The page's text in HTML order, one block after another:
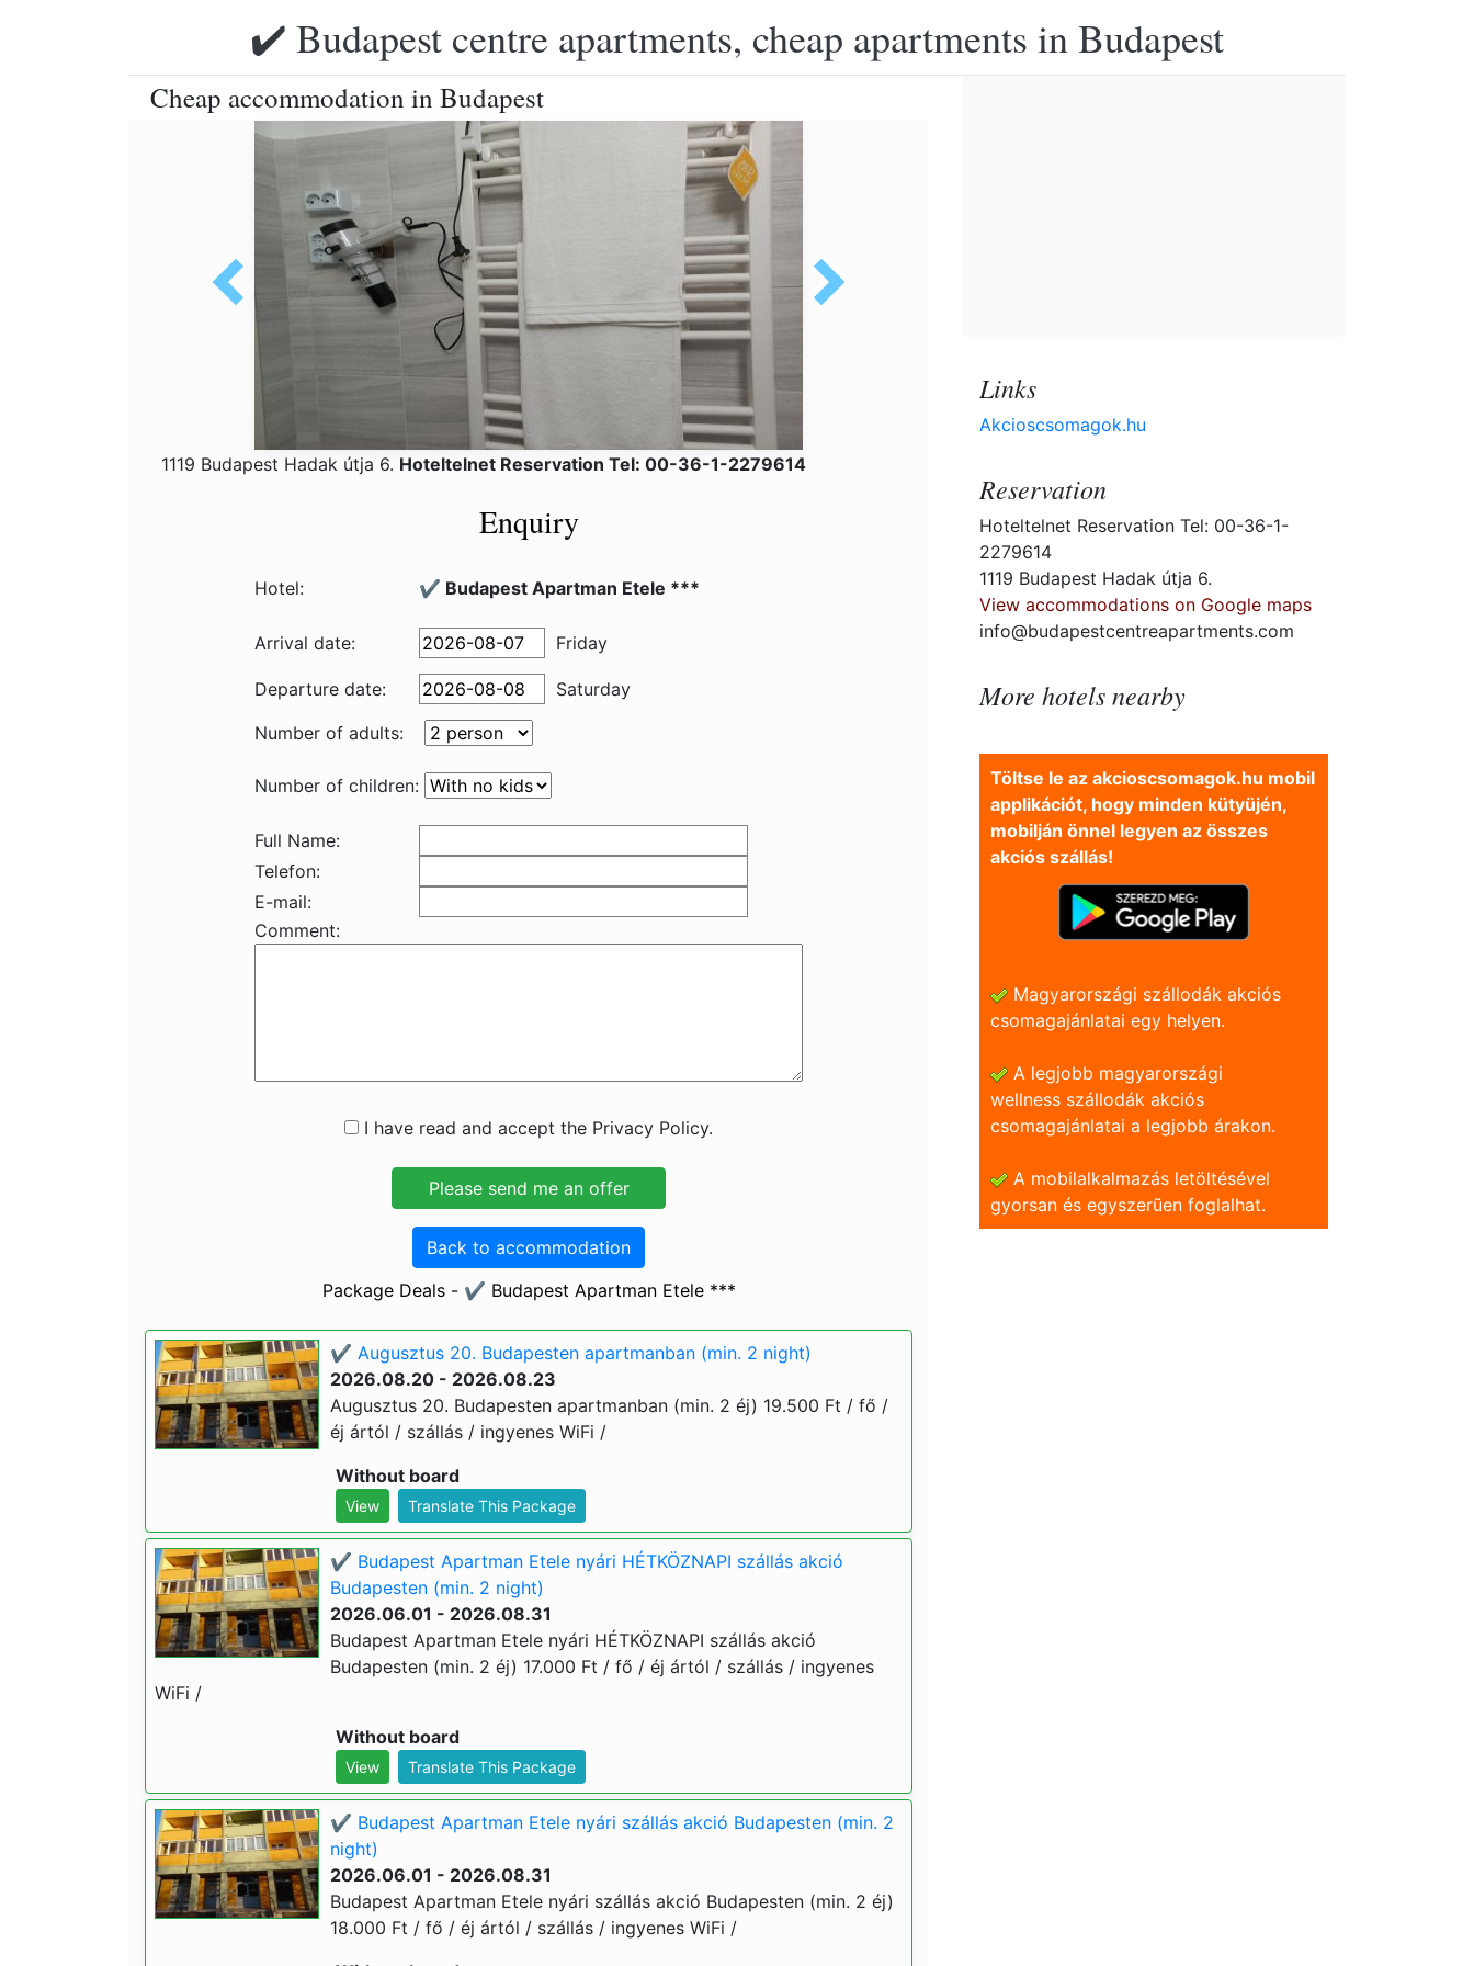
✔️ Budapest centre apartments, cheap apartments in Budapest
Cheap accommodation in Budapest
1119 Budapest Hadak útja 6. Hoteltelnet Reservation Tel: 00-36-1-2279614
Enquiry
Hotel: ✔️ Budapest Apartman Etele ***
Arrival date: Friday
Departure date:
Saturday
Number of adults:
Number of children:
Full Name:
Telefon:
E-mail:
Comment:
I have read and accept the Privacy Policy.
Back to accommodation
Package Deals - ✔️ Budapest Apartman Etele ***
✔️ Augusztus 20. Budapesten apartmanban (min. 2 night)
2026.08.20 - 2026.08.23
Augusztus 20. Budapesten apartmanban (min. 2 éj) 19.500 Ft / fő /
éj ártól / szállás / ingyenes WiFi /
Without board
View Translate This Package
✔️ Budapest Apartman Etele nyári HÉTKÖZNAPI szállás akció
Budapesten (min. 2 night)
2026.06.01 - 2026.08.31
Budapest Apartman Etele nyári HÉTKÖZNAPI szállás akció
Budapesten (min. 2 éj) 17.000 Ft / fő / éj ártól / szállás / ingyenes
WiFi /
Without board
View Translate This Package
✔️ Budapest Apartman Etele nyári szállás akció Budapesten (min. 2
night)
2026.06.01 - 2026.08.31
Budapest Apartman Etele nyári szállás akció Budapesten (min. 2 éj)
18.000 Ft / fő / éj ártól / szállás / ingyenes WiFi /
Links
Akcioscsomagok.hu
Reservation
Hoteltelnet Reservation Tel: 00-36-1-
2279614
1119 Budapest Hadak útja 6.
View accommodations on Google maps
info@budapestcentreapartments.com
More hotels nearby
Töltse le az akcioscsomagok.hu mobil
applikációt, hogy minden kütyüjén,
mobilján önnel legyen az összes
akciós szállás!
Magyarországi szállodák akciós
csomagajánlatai egy helyen.
A legjobb magyarországi
wellness szállodák akciós
csomagajánlatai a legjobb árakon.
A mobilalkalmazás letöltésével
gyorsan és egyszerũen foglalhat.